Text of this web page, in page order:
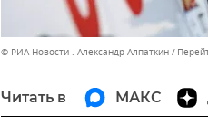
© РИА Новости . Александр Алпаткин
Читать в МАКС